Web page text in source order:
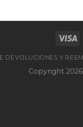
DEVOLUCIONES Y
Copyright